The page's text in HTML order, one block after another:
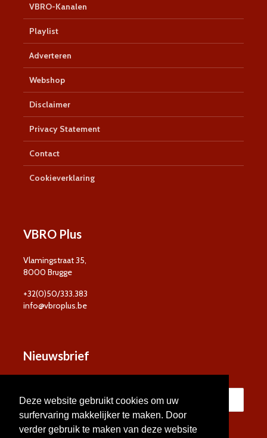
Deze website gebruikt cookies om uw
surfervaring makkelijker te maken. Door
verder gebruik te maken van deze website
VBRO-Kanalen
Playlist
Adverteren
Webshop
Disclaimer
Privacy Statement
Contact
Cookieverklaring
VBRO Plus
Vlamingstraat 35,
8000 Brugge
+32(0)50/333.383
info@vbroplus.be
Nieuwsbrief